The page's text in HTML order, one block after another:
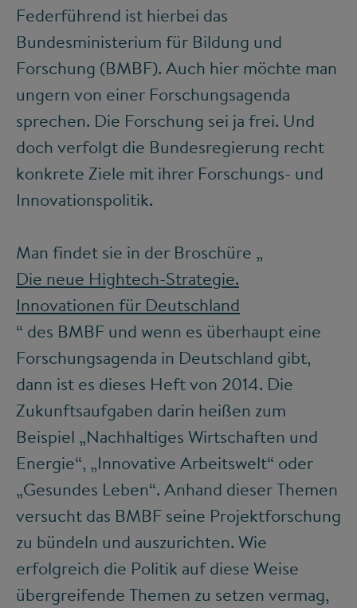
Federführend ist hierbei das
Bundesministerium für Bildung und
Forschung (BMBF). Auch hier möchte man
ungern von einer Forschungsagenda
sprechen. Die Forschung sei ja frei. Und
doch verfolgt die Bundesregierung recht
konkrete Ziele mit ihrer Forschungs- und
Innovationspolitik.
Man findet sie in der Broschüre „
Die neue Hightech-Strategie.
Innovationen für Deutschland
“ des BMBF und wenn es überhaupt eine
Forschungsagenda in Deutschland gibt,
dann ist es dieses Heft von 2014. Die
Zukunftsaufgaben darin heißen zum
Beispiel „Nachhaltiges Wirtschaften und
Energie“, „Innovative Arbeitswelt“ oder
„Gesundes Leben“. Anhand dieser Themen
versucht das BMBF seine Projektforschung
zu bündeln und auszurichten. Wie
erfolgreich die Politik auf diese Weise
übergreifende Themen zu setzen vermag,